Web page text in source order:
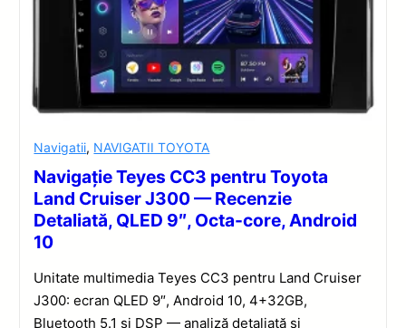
Navigatii, NAVIGATII TOYOTA
Navigație Teyes CC3 pentru Toyota
Land Cruiser J300 — Recenzie
Detaliată, QLED 9″, Octa-core, Android
10
Unitate multimedia Teyes CC3 pentru Land Cruiser
J300: ecran QLED 9″, Android 10, 4+32GB,
Bluetooth 5.1 și DSP — analiză detaliată și